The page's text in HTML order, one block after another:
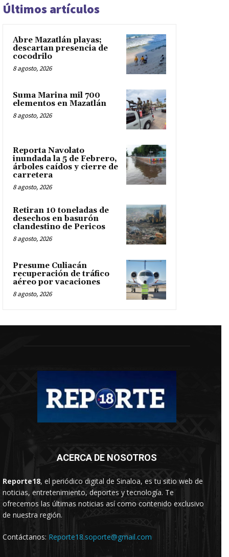
Últimos artículos
Abre Mazatlán playas;
descartan presencia de
cocodrilo
8 agosto, 2026
Suma Marina mil 700
elementos en Mazatlán
8 agosto, 2026
Reporta Navolato
inundada la 5 de Febrero,
árboles caídos y cierre de
carretera
8 agosto, 2026
Retiran 10 toneladas de
desechos en basurón
clandestino de Pericos
8 agosto, 2026
Presume Culiacán
recuperación de tráfico
aéreo por vacaciones
8 agosto, 2026
ACERCA DE NOSOTROS
Reporte18, el periódico digital de Sinaloa, es tu sitio web de
noticias, entretenimiento, deportes y tecnología. Te
ofrecemos las últimas noticias así como contenido exclusivo
de nuestra región.
Contáctanos: Reporte18.soporte@gmail.com